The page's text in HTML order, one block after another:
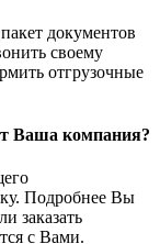
документов
своему
отгрузочные
Ваша компания?
Подробнее Вы
заказать
с Вами.